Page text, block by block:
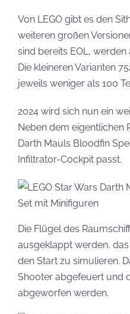
Von LEGO gibt es den
weiteren großen
sind bereits EOL,
Die kleineren Varianten
jeweils weniger als 100
2024 wird sich nun ein
Neben dem eigentlichen
Darth Mauls Bloodfin
Infiltrator-Cockpit passt.
Die Flügel des
ausgeklappt werden,
den Start zu simulieren.
Shooter abgefeuert und
abgeworfen werden.